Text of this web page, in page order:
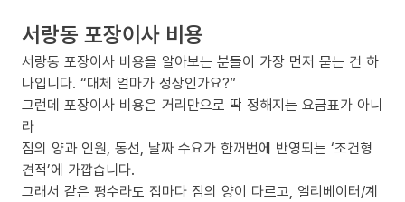
서랑동 포장이사 비용
서랑동 포장이사 비용을 알아보는 분들이 가장 먼저 묻는 건 하
나입니다. “대체 얼마가 정상인가요?”
그런데 포장이사 비용은 거리만으로 딱 정해지는 요금표가 아니
라
짐의 양과 인원, 동선, 날짜 수요가 한꺼번에 반영되는 ‘조건형
견적’에 가깝습니다.
그래서 같은 평수라도 집마다 짐의 양이 다르고, 엘리베이터/계